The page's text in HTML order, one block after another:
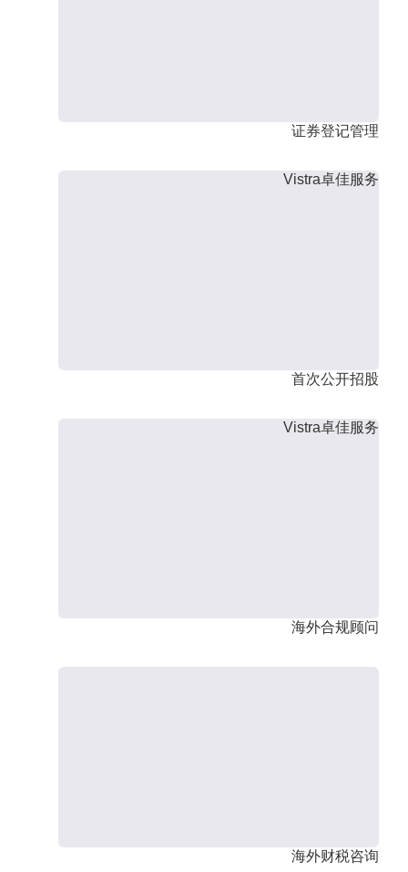
证券登记管理
Vistra卓佳服务
首次公开招股
Vistra卓佳服务
海外合规顾问
海外财税咨询